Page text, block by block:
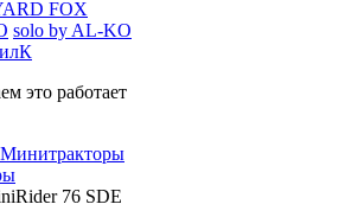
FOX
solo by AL-KO
Минитракторы
76 SDE